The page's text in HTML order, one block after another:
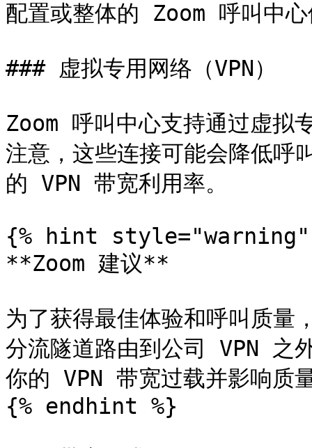
配置或整体的 Zoom 呼叫中
### 虚拟专用网络（VPN）
Zoom 呼叫中心支持通过虚拟
注意，这些连接可能会降低呼
的 VPN 带宽利用率。
{% hint style="warning"
**Zoom 建议**
为了获得最佳体验和呼叫质
分流隧道路由到公司 VPN 之
你的 VPN 带宽过载并影响质
{% endhint %}